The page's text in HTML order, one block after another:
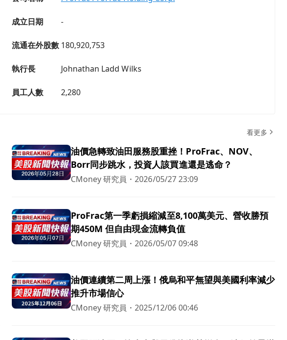
成立日期 -
流通在外股數 180,920,753
執行長 Johnathan Ladd Wilks
員工人數 2,280
看更多
油價急轉致油田服務股重挫！ProFrac、NOV、
Borr同步跳水，投資人該買進還是逃命？
CMoney 研究員 ・2026/05/27 23:09
ProFrac第一季虧損縮減至8,100萬美元、營收勝預
期450M 但自由現金流轉負值
CMoney 研究員 ・2026/05/07 09:48
油價連續第二周上漲！俄烏和平無望與美國利率減少
推升市場信心
CMoney 研究員 ・2025/12/06 00:46